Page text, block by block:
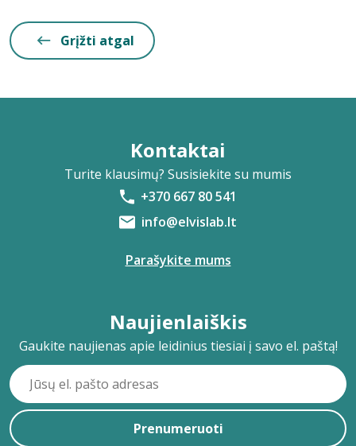
Grįžti atgal
Kontaktai
Turite klausimų? Susisiekite su mumis
+370 667 80 541
info@elvislab.lt
Parašykite mums
Naujienlaiškis
Gaukite naujienas apie leidinius tiesiai į savo el. paštą!
Prenumeruoti